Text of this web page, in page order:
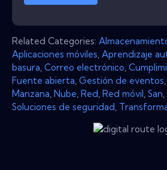
Related Categories:
Aplicaciones móviles Aprendizaje
basura Correo electrónico
Fuente abierta Gestión de eventos
Manzana Nube Red Red móvil San
Soluciones de seguridad